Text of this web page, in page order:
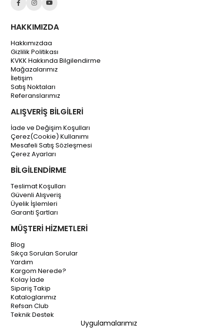
HAKKIMIZDA
Hakkımızdaa
Gizlilik Politikası
KVKK Hakkında Bilgilendirme
Mağazalarımız
İletişim
Satış Noktaları
Referanslarımız
ALIŞVERİŞ BİLGİLERİ
İade ve Değişim Koşulları
Çerez(Cookie) Kullanımı
Mesafeli Satış Sözleşmesi
Çerez Ayarları
BİLGİLENDİRME
Teslimat Koşulları
Güvenli Alışveriş
Üyelik İşlemleri
Garanti Şartları
MÜŞTERİ HİZMETLERİ
Blog
Sıkça Sorulan Sorular
Yardım
Kargom Nerede?
Kolay İade
Sipariş Takip
Kataloglarımız
Refsan Club
Teknik Destek
Uygulamalarımız